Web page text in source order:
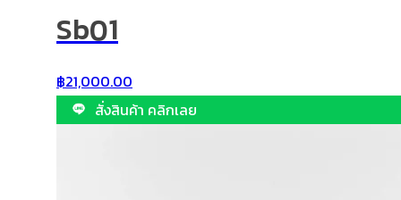
Sb01
฿21,000.00
สั่งสินค้า คลิกเลย